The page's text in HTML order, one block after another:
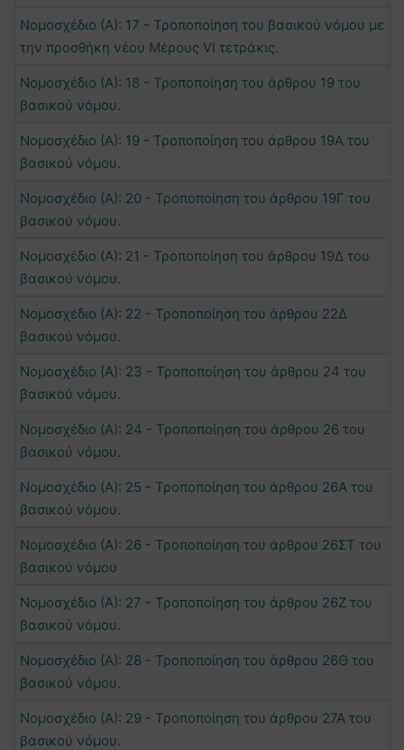
Νομοσχέδιο (Α): 17 - Τροποποίηση του βασικού νόμου με
την προσθήκη νέου Μέρους VI τετράκις.
Νομοσχέδιο (Α): 18 - Τροποποίηση του άρθρου 19 του
βασικού νόμου.
Νομοσχέδιο (Α): 19 - Τροποποίηση του άρθρου 19Α του
βασικού νόμου.
Νομοσχέδιο (Α): 20 - Τροποποίηση του άρθρου 19Γ του
βασικού νόμου.
Νομοσχέδιο (Α): 21 - Τροποποίηση του άρθρου 19Δ του
βασικού νόμου.
Νομοσχέδιο (Α): 22 - Τροποποίηση του άρθρου 22Δ
βασικού νόμου.
Νομοσχέδιο (Α): 23 - Τροποποίηση του άρθρου 24 του
βασικού νόμου.
Νομοσχέδιο (Α): 24 - Τροποποίηση του άρθρου 26 του
βασικού νόμου.
Νομοσχέδιο (Α): 25 - Τροποποίηση του άρθρου 26Α του
βασικού νόμου.
Νομοσχέδιο (Α): 26 - Τροποποίηση του άρθρου 26ΣΤ του
βασικού νόμου
Νομοσχέδιο (Α): 27 - Τροποποίηση του άρθρου 26Ζ του
βασικού νόμου.
Νομοσχέδιο (Α): 28 - Τροποποίηση του άρθρου 26Θ του
βασικού νόμου.
Νομοσχέδιο (Α): 29 - Τροποποίηση του άρθρου 27Α του
βασικού νόμου.